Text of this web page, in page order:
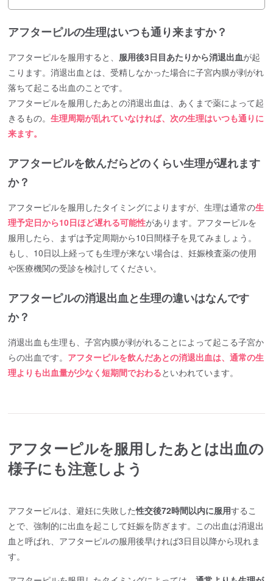
アフターピルの生理はいつも通り来ますか？
アフターピルを服用すると、 服用後3日目あたりから消退出血が起
こります。消退出血とは、受精しなかった場合に子宮内膜が剥がれ
落ちて起こる出血のことです。
アフターピルを服用したあとの消退出血は、あくまで薬によって起
きるもの。生理周期が乱れていなければ、次の生理はいつも通りに
来ます。
アフターピルを飲んだらどのくらい生理が遅れます
か？
アフターピルを服用したタイミングによりますが、生理は通常の生
理予定日から10日ほど遅れる可能性があります。アフターピルを
服用したら、まずは予定周期から10日間様子を見てみましょう。
もし、10日以上経っても生理が来ない場合は、妊娠検査薬の使用
や医療機関の受診を検討してください。
アフターピルの消退出血と生理の違いはなんです
か？
消退出血も生理も、子宮内膜が剥がれることによって起こる子宮か
らの出血です。 アフターピルを飲んだあとの消退出血は、通常の生
理よりも出血量が少なく短期間でおわるといわれています。
アフターピルを服用したあとは出血の
様子にも注意しよう
アフターピルは、避妊に失敗した性交後72時間以内に服用するこ
とで、強制的に出血を起こして妊娠を防ぎます。この出血は消退出
血と呼ばれ、アフターピルの服用後早ければ3日目以降から現れま
す。